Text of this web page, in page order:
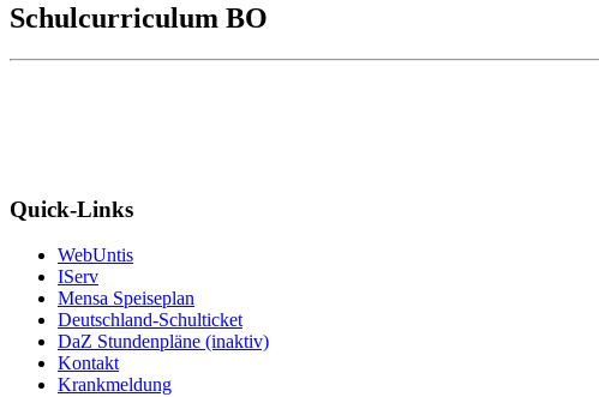
Schulcurriculum BO
Quick-Links
WebUntis
IServ
Mensa Speiseplan
Deutschland-Schulticket
DaZ Stundenpläne (inaktiv)
Kontakt
Krankmeldung